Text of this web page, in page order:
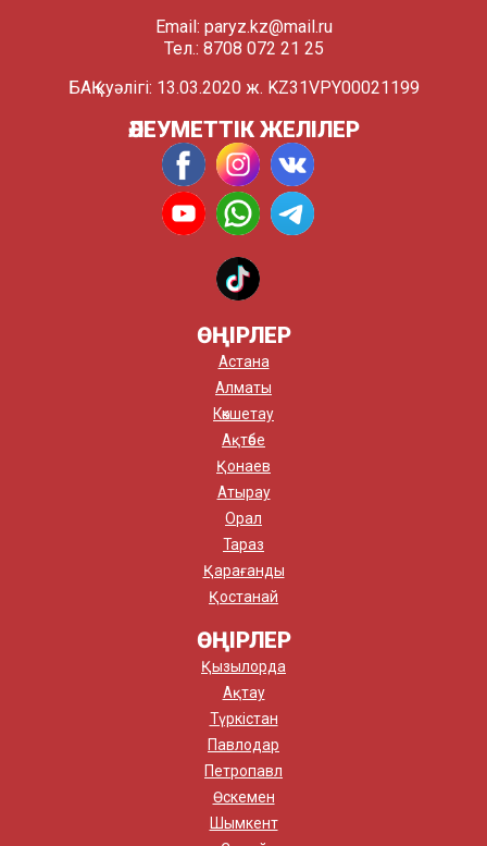
Email: paryz.kz@mail.ru
Тел.: 8708 072 21 25
БАҚ куәлігі: 13.03.2020 ж. KZ31VPY00021199
ӘЛЕУМЕТТІК ЖЕЛІЛЕР
ӨҢІРЛЕР
Астана
Алматы
Көкшетау
Ақтөбе
Қонаев
Атырау
Орал
Тараз
Қарағанды
Қостанай
ӨҢІРЛЕР
Қызылорда
Ақтау
Түркістан
Павлодар
Петропавл
Өскемен
Шымкент